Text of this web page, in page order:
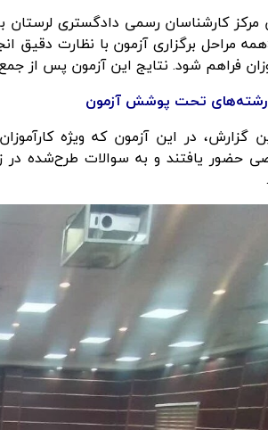
کارشناسان رسمی دادگستری لرستان
مراحل برگزاری آزمون با نظارت دقیق
فراهم شود. نتایج این آزمون پس از
رشته‌های تحت پوشش آزمون
حضور یافتند و به سوالات طرح‌شده در